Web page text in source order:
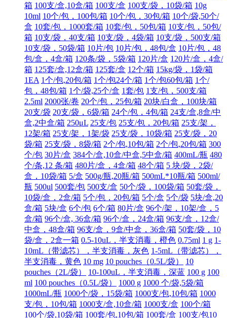
箱 100支/盒,10盒/箱 100支/盒 100支/袋，10袋/箱 10g
10ml 10个/包，100包/箱 10个/包，30包/箱 10个/袋,50个/
盒 10套/包，1000套/箱 10套/包，50包/箱 10支/包，50包/
箱 10支/袋，40支/箱 10支/袋，4袋/箱 10支/袋，500支/箱
10支/袋，50袋/箱 10片/包 10片/包，48包/盒 10片/包，48
包/盒，4盒/箱 120条/袋，5袋/箱 120片/盒 120片/盒，4盒/
箱 125套/盒,12盒/箱 125套/盒 12个/箱 15kg/袋，1袋/箱
1EA 1个/包,20包/箱 1个/包24个/箱 1个/包60包/箱 1个/
包，48包/箱 1个/袋,25个/盒 1套/包 1支/包，500支/箱
2.5ml 2000张/卷 20个/包，25包/箱 20块/白盒，100块/箱
20支/袋 20支/袋，6袋/箱 24个/包，4包/箱 24支/盒,8盒/中
盒,2中盒/箱 250μL 25支/包 25支/包，20包/箱 25支/架，
12架/箱 25支/架，1架/袋 25支/袋，10袋/箱 25支/袋，20
袋/箱 25支/袋，8袋/箱 2个/包,10包/箱 2个/包,20包/箱 300
个/包 30片/盒 384个/盒,10盒/中盒,5中盒/箱 400mL/瓶 480
个/条,12 条/箱 480片/盒，4盒/箱 48个/箱 5 块/袋，2袋/
盒，10袋/箱 5/盒 500g/瓶,20瓶/箱 500mL*10瓶/箱 500ml/
瓶 500ul 500套/包 500支/盒 50个/袋，100袋/箱 50套/袋，
10袋/盒，2盒/箱 5个/包，20包/箱 5个/盒 5个/袋 5块/盒,20
盒/箱 5块/盒 6个/包 6个/箱 80片/盒 96个/架，10架/盒，5
盒/箱 96个/盒, 36盒/箱 96个/盒，24盒/箱 96支/盒，12盒/
中盒，48盒/箱 96支/盒，9盒/中盒，36盒/箱 50套/袋，10
袋/盒，2盒一箱 0.5-10uL，半支消毒，橙色 0.75ml 1 g 1-
10mL（带滤芯），半支消毒，灰色 1-5mL（带滤芯），
半支消毒，黄色 10 mg 10 pouches（0.5L/袋）
10
pouches（2L/袋）
10-100uL，半支消毒，深蓝 100 g 100
ml 100 pouches（0.5L/袋） 1000 g 1000 个/袋,5袋/箱
1000mL/瓶 1000个/袋，15袋/箱 1000支/包,10包/箱 1000
支/包，10包/箱 1000支/盒,10盒/箱 1000支/盒 100个/箱
100个/袋,10袋/箱 100套/包,10包/箱 100套/盒 100支/包10